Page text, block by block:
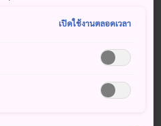
โด่งดังที่ถูกสร้างขึ้นในปี
เปิดใช้งานตลอดเวลา